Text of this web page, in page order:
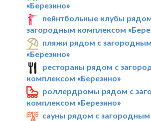
«Березино»
пейнтбольные клубы
загородным комплексом
пляжи рядом с
«Березино»
рестораны рядом с
комплексом «Березино»
роллердромы рядом с
комплексом «Березино»
сауны рядом с